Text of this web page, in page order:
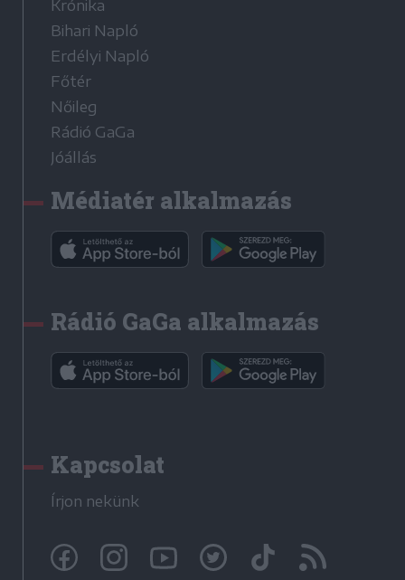
Krónika
Bihari Napló
Erdélyi Napló
Főtér
Nőileg
Rádió GaGa
Jóállás
Médiatér alkalmazás
Rádió GaGa alkalmazás
Kapcsolat
Írjon nekünk